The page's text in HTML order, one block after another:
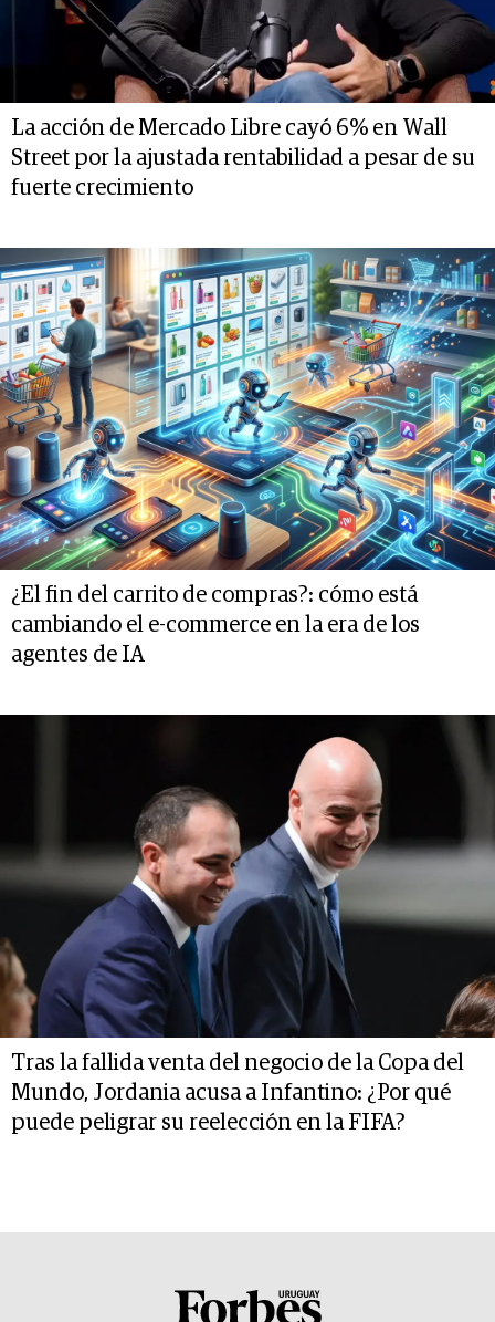
La acción de Mercado Libre cayó 6% en Wall
Street por la ajustada rentabilidad a pesar de su
fuerte crecimiento
¿El fin del carrito de compras?: cómo está
cambiando el e-commerce en la era de los
agentes de IA
Tras la fallida venta del negocio de la Copa del
Mundo, Jordania acusa a Infantino: ¿Por qué
puede peligrar su reelección en la FIFA?